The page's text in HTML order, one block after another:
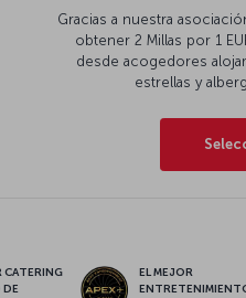
Gracias a nuestra
obtener 2 Millas por 1
desde acogedores
estrellas y
CATERING
DE
EL MEJOR